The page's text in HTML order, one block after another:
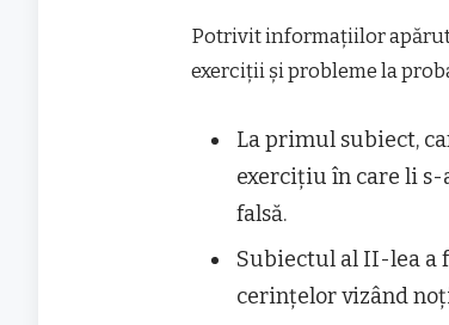
Potrivit informațiilor
exerciții și probleme la
La primul subiect,
exercițiu în care li s-
falsă.
Subiectul al II-lea a
cerințelor vizând